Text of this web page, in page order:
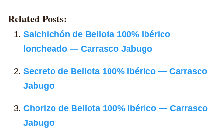
Related Posts:
Salchichón de Bellota 100% Ibérico
loncheado — Carrasco Jabugo
Secreto de Bellota 100% Ibérico — Carrasco
Jabugo
Chorizo de Bellota 100% Ibérico — Carrasco
Jabugo